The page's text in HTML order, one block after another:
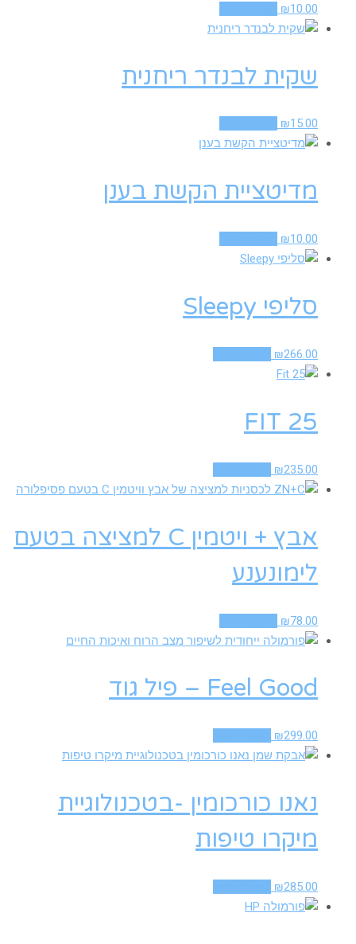
₪10.00
שקית לבנדר ריחנית
₪15.00
מדיטציית הקשת בענן
₪10.00
סליפי Sleepy
₪266.00
FIT 25
₪235.00
אבץ + ויטמין C למציצה בטעם
לימונענע
₪78.00
Feel Good – פיל גוד
₪299.00
נאנו כורכומין -בטכנולוגיית
מיקרו טיפות
₪285.00